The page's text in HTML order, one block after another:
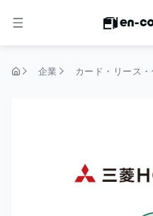
メニュー
企業 カード・リース・